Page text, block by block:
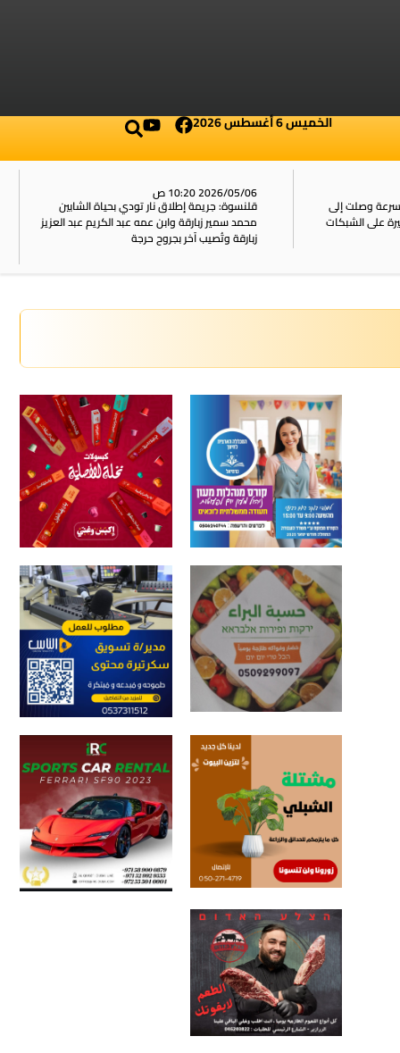
الخميس 6 أغسطس 2026
وصلت إلى
2026/05/06 10:20 ص
قلنسوة: جريمة إطلاق نار تودي بحياة الشابين
محمد سمير زبارقة وابن عمه عبد الكريم عبد العزيز
زبارقة وتُصيب آخر بجروح حرجة